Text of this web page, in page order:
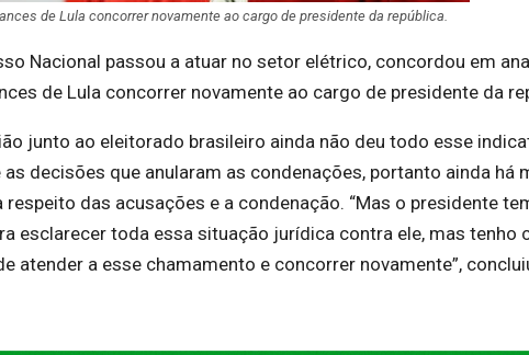
de Lula concorrer novamente ao cargo de presidente da república.
Nacional passou a atuar no setor elétrico, concordou em
de Lula concorrer novamente ao cargo de presidente da
junto ao eleitorado brasileiro ainda não deu todo esse
decisões que anularam as condenações, portanto ainda há
das acusações e a condenação. “Mas o presidente
esclarecer toda essa situação jurídica contra ele, mas tenho
atender a esse chamamento e concorrer novamente”,